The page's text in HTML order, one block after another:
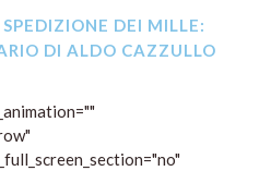
DEI MILLE:
DI ALDO CAZZULLO